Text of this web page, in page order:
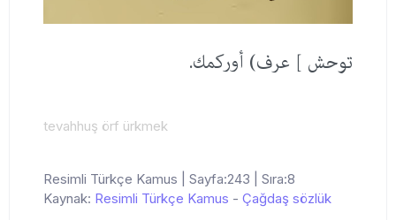
توحش ] عرف) أوركمك.
tevahhuş örf ürkmek
Resimli Türkçe Kamus | Sayfa:243 | Sıra:8
Kaynak: Resimli Türkçe Kamus - Çağdaş sözlük